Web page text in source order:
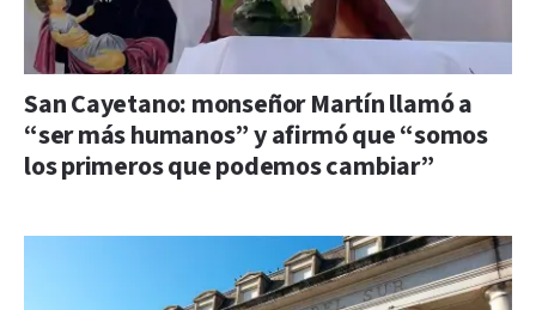
San Cayetano: monseñor Martín llamó a
“ser más humanos” y afirmó que “somos
los primeros que podemos cambiar”